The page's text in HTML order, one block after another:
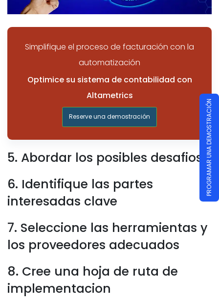
Simplifique el proceso de facturación con la
automatización
Optimice su sistema de contabilidad con
Altametrics
Reserve una demostración
5. Abordar los posibles desafios
6. Identifique las partes
interesadas clave
7. Seleccione las herramientas y
los proveedores adecuados
8. Cree una hoja de ruta de
implementacion
PROGRAMAR UNA DEMOSTRACIÓN